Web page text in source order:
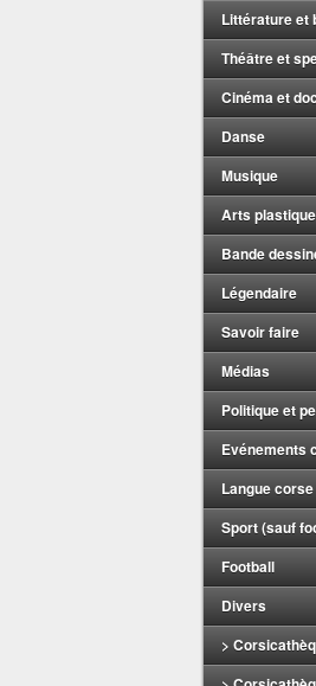
Littérature et
Théâtre et
Cinéma et
Danse
Musique
Arts
Bande
Légendaire
Savoir faire
Médias
Politique et
Evénements
Langue corse
Sport (sauf
Football
Divers
>